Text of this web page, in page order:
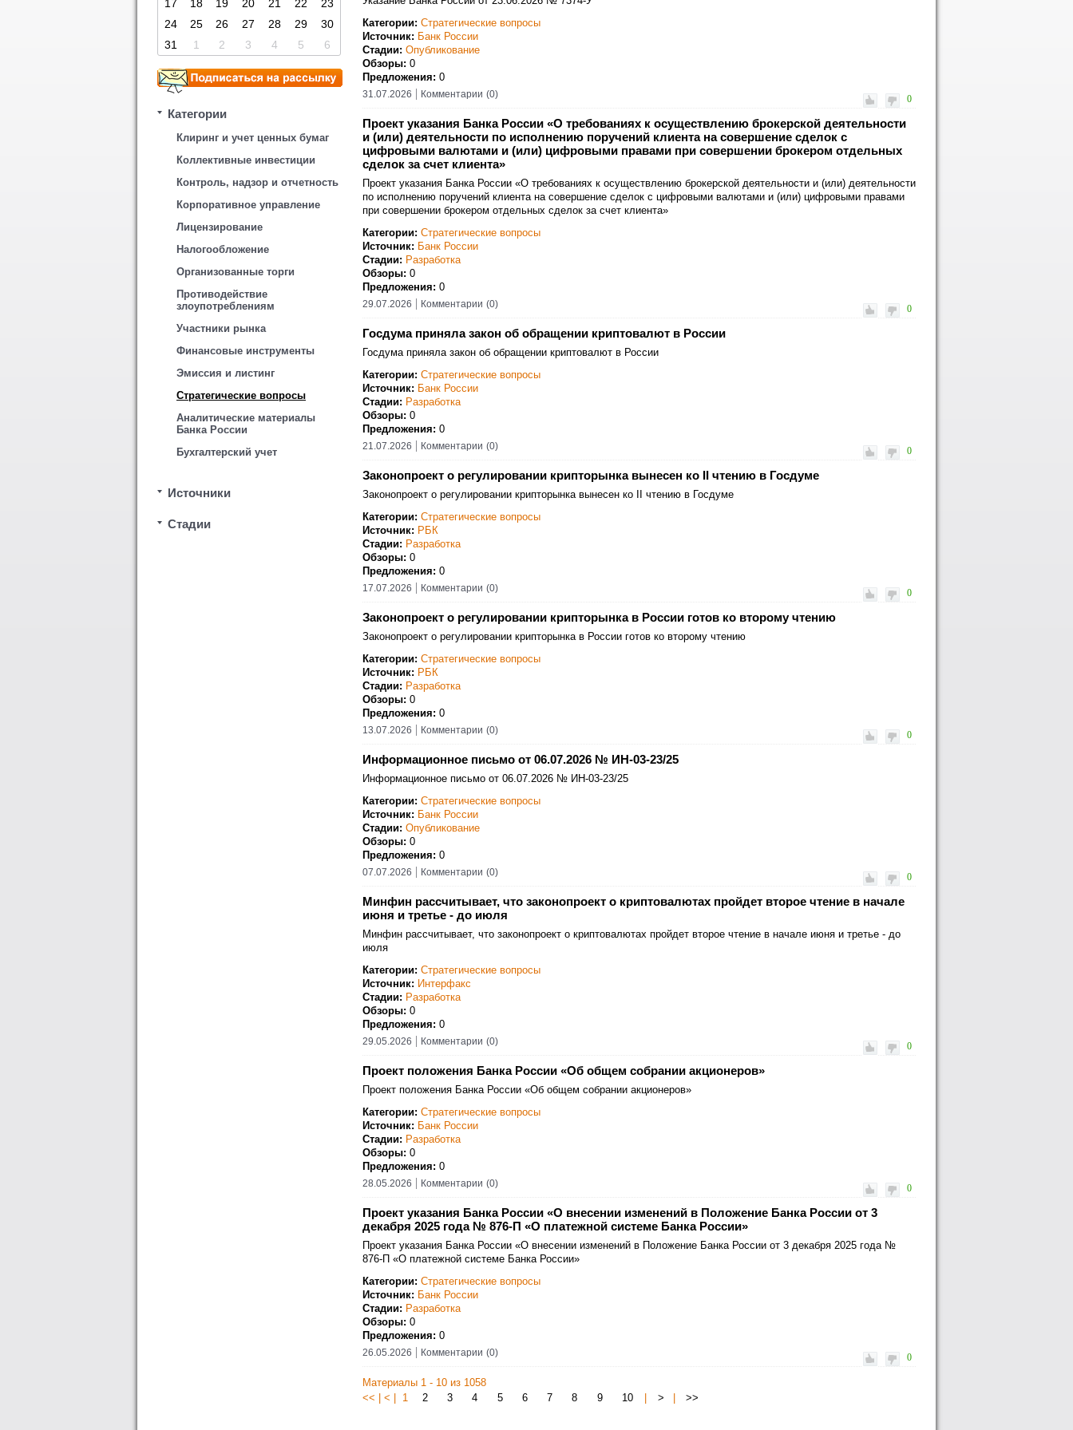
17 18 19 20 21 22
23
24
25 26 27 28 29
30
31
1 2 3 4 5 6
Категории
Клиринг и учет ценных бумаг
Коллективные инвестиции
Контроль, надзор и отчетность
Корпоративное управление
Лицензирование
Налогообложение
Организованные торги
Противодействие
злоупотреблениям
Участники рынка
Финансовые инструменты
Эмиссия и листинг
Стратегические вопросы
Аналитические материалы
Банка России
Бухгалтерский учет
Источники
Стадии
Категории: Стратегические вопросы
Источник: Банк России
Стадии: Опубликование
Обзоры: 0
Предложения: 0
31.07.2026 Комментарии (0) 0
Проект указания Банка России «О требованиях к осуществлению брокерской деятельности
и (или) деятельности по исполнению поручений клиента на совершение сделок с
цифровыми валютами и (или) цифровыми правами при совершении брокером отдельных
сделок за счет клиента»
Проект указания Банка России «О требованиях к осуществлению брокерской деятельности и (или) деятельности
по исполнению поручений клиента на совершение сделок с цифровыми валютами и (или) цифровыми правами
при совершении брокером отдельных сделок за счет клиента»
Категории: Стратегические вопросы
Источник: Банк России
Стадии: Разработка
Обзоры: 0
Предложения: 0
29.07.2026 Комментарии (0) 0
Госдума приняла закон об обращении криптовалют в России
Госдума приняла закон об обращении криптовалют в России
Категории: Стратегические вопросы
Источник: Банк России
Стадии: Разработка
Обзоры: 0
Предложения: 0
21.07.2026 Комментарии (0) 0
Законопроект о регулировании крипторынка вынесен ко II чтению в Госдуме
Законопроект о регулировании крипторынка вынесен ко II чтению в Госдуме
Категории: Стратегические вопросы
Источник: РБК
Стадии: Разработка
Обзоры: 0
Предложения: 0
17.07.2026 Комментарии (0) 0
Законопроект о регулировании крипторынка в России готов ко второму чтению
Законопроект о регулировании крипторынка в России готов ко второму чтению
Категории: Стратегические вопросы
Источник: РБК
Стадии: Разработка
Обзоры: 0
Предложения: 0
13.07.2026 Комментарии (0) 0
Информационное письмо от 06.07.2026 № ИН-03-23/25
Информационное письмо от 06.07.2026 № ИН-03-23/25
Категории: Стратегические вопросы
Источник: Банк России
Стадии: Опубликование
Обзоры: 0
Предложения: 0
07.07.2026 Комментарии (0) 0
Минфин рассчитывает, что законопроект о криптовалютах пройдет второе чтение в начале
июня и третье - до июля
Минфин рассчитывает, что законопроект о криптовалютах пройдет второе чтение в начале июня и третье - до
июля
Категории: Стратегические вопросы
Источник: Интерфакс
Стадии: Разработка
Обзоры: 0
Предложения: 0
29.05.2026 Комментарии (0) 0
Проект положения Банка России «Об общем собрании акционеров»
Проект положения Банка России «Об общем собрании акционеров»
Категории: Стратегические вопросы
Источник: Банк России
Стадии: Разработка
Обзоры: 0
Предложения: 0
28.05.2026 Комментарии (0) 0
Проект указания Банка России «О внесении изменений в Положение Банка России от 3
декабря 2025 года № 876-П «О платежной системе Банка России»
Проект указания Банка России «О внесении изменений в Положение Банка России от 3 декабря 2025 года №
876-П «О платежной системе Банка России»
Категории: Стратегические вопросы
Источник: Банк России
Стадии: Разработка
Обзоры: 0
Предложения: 0
26.05.2026 Комментарии (0) 0
Материалы 1 - 10 из 1058
<< | < | 1
2 3 4 5 6 7 8 9 10 > >>